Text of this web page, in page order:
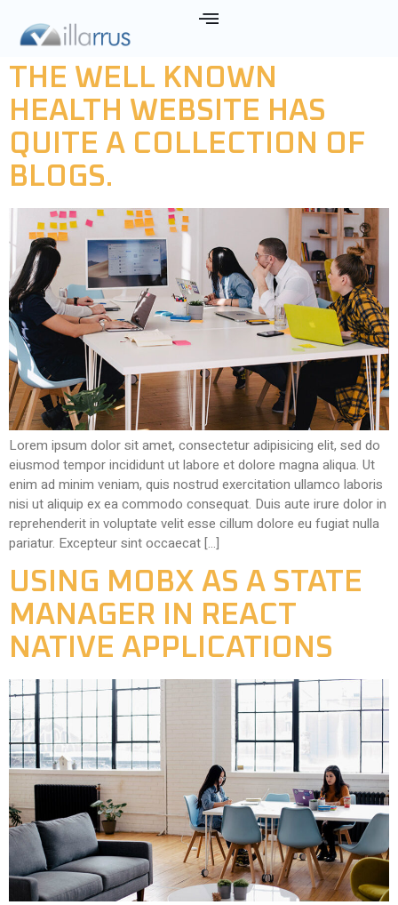
ETIQUETA:DEVELOP
THE WELL KNOWN
HEALTH WEBSITE HAS
QUITE A COLLECTION OF
BLOGS.
Lorem ipsum dolor sit amet, consectetur adipisicing elit, sed do
eiusmod tempor incididunt ut labore et dolore magna aliqua. Ut
enim ad minim veniam, quis nostrud exercitation ullamco laboris
nisi ut aliquip ex ea commodo consequat. Duis aute irure dolor in
reprehenderit in voluptate velit esse cillum dolore eu fugiat nulla
pariatur. Excepteur sint occaecat […]
USING MOBX AS A STATE
MANAGER IN REACT
NATIVE APPLICATIONS